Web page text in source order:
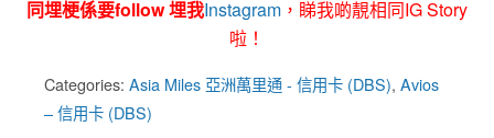
同埋梗係要follow 埋我Instagram ，睇我啲靚相同IG Story
啦！
Categories: Asia Miles 亞洲萬里通 - 信用卡 (DBS), Avios
– 信用卡 (DBS)